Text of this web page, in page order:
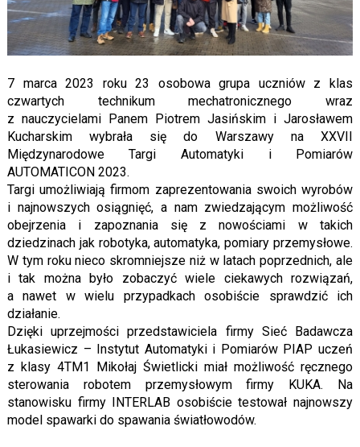
7 marca 2023 roku 23 osobowa grupa uczniów z klas
czwartych technikum mechatronicznego wraz
z nauczycielami Panem Piotrem Jasińskim i Jarosławem
Kucharskim wybrała się do Warszawy na XXVII
Międzynarodowe Targi Automatyki i Pomiarów
AUTOMATICON 2023.
Targi umożliwiają firmom zaprezentowania swoich wyrobów
i najnowszych osiągnięć, a nam zwiedzającym możliwość
obejrzenia i zapoznania się z nowościami w takich
dziedzinach jak robotyka, automatyka, pomiary przemysłowe.
W tym roku nieco skromniejsze niż w latach poprzednich, ale
i tak można było zobaczyć wiele ciekawych rozwiązań,
a nawet w wielu przypadkach osobiście sprawdzić ich
działanie.
Dzięki uprzejmości przedstawiciela firmy Sieć Badawcza
Łukasiewicz – Instytut Automatyki i Pomiarów PIAP uczeń
z klasy 4TM1 Mikołaj Świetlicki miał możliwość ręcznego
sterowania robotem przemysłowym firmy KUKA. Na
stanowisku firmy INTERLAB osobiście testował najnowszy
model spawarki do spawania światłowodów.